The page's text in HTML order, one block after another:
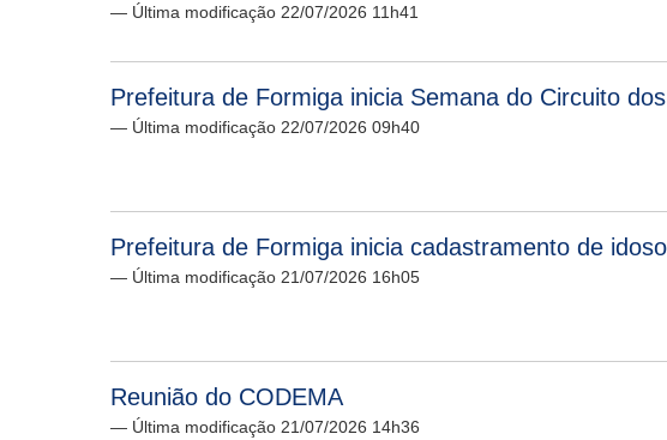
— Última modificação 22/07/2026 11h41
Prefeitura de Formiga inicia Semana do Circuito
— Última modificação 22/07/2026 09h40
Prefeitura de Formiga inicia cadastramento de
— Última modificação 21/07/2026 16h05
Reunião do CODEMA
— Última modificação 21/07/2026 14h36